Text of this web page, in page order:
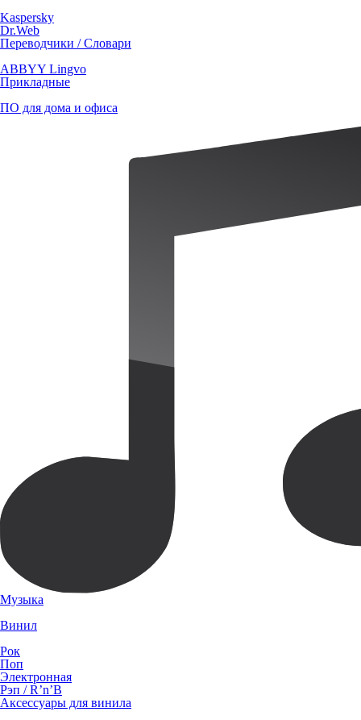
Kaspersky
Dr.Web
Переводчики / Словари
ABBYY Lingvo
Прикладные
ПО для дома и офиса
Музыка
Винил
Рок
Поп
Электронная
Рэп / R’n’B
Аксессуары для винила